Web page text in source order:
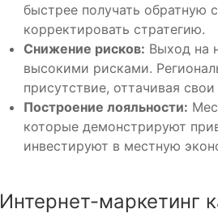
быстрее получать обратную
корректировать стратегию.
Снижение рисков: Выход на
высокими рисками.
присутствие, оттачивая
Построение лояльности:
которые демонстрируют
инвестируют в местную
Интернет-маркетинг